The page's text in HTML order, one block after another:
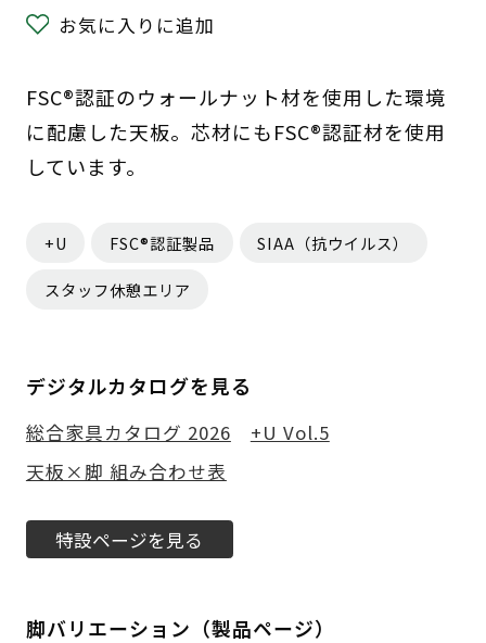
お気に入りに追加
FSC®認証のウォールナット材を使用した環境
に配慮した天板。芯材にもFSC®認証材を使用
しています。
+U FSC®認証製品 SIAA（抗ウイルス）
スタッフ休憩エリア
デジタルカタログを見る
総合家具カタログ 2026
+U Vol.5
天板×脚 組み合わせ表
特設ページを見る
脚バリエーション（製品ページ）